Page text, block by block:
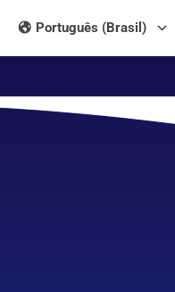
Português (Brasil)